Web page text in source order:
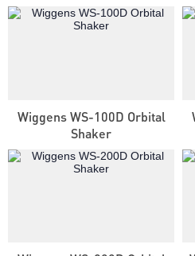
Wiggens WS-100D Orbital
Shaker